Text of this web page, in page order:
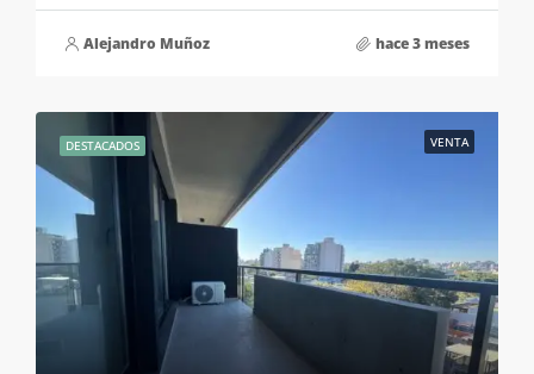
Alejandro Muñoz hace 3 meses
DESTACADOS VENTA